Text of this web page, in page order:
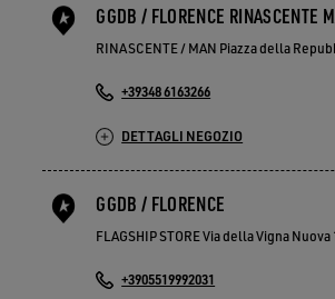
GGDB / FLORENCE RINASCENTE
RINASCENTE / MAN Piazza della
+39348 6163266
DETTAGLI NEGOZIO
GGDB / FLORENCE
FLAGSHIP STORE Via della Vigna
+3905519992031